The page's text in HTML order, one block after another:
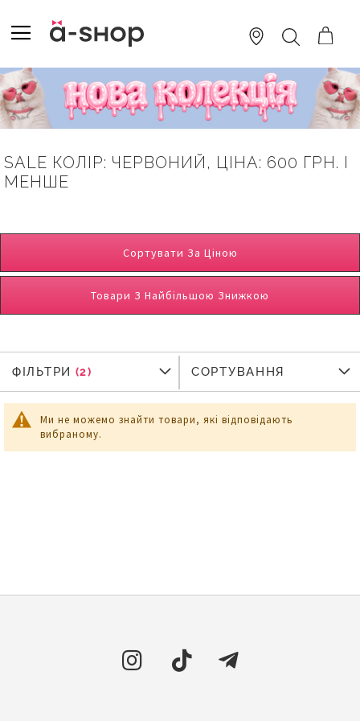
TO
CONTENT
ПОШУК
SALE КОЛІР: ЧЕРВОНИЙ, ЦІНА: 600 ГРН. І
МЕНШЕ
Сортувати За Ціною
Товари З Найбільшою Знижкою
Ми не можемо знайти товари, які відповідають
вибраному.
ФІЛЬТРИ
ФІЛЬТРИ СОРТУВАННЯ